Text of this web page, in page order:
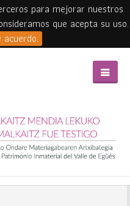
para mejorar nuestros
que acepta su uso.